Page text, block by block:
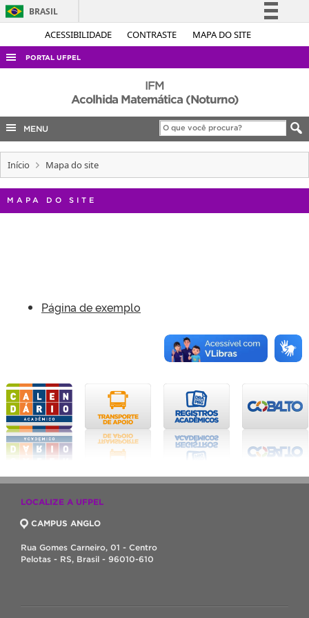
ACESSIBILIDADE CONTRASTE MAPA DO SITE
BRASIL
Simplifique!
Acesso à informação
Legislação
Canais
PORTAL UFPEL
COBALTO
CONCURSOS
INTERNACIONAL
IFM
Acolhida Matemática (Noturno)
MENU
Início Mapa do site
MAPA DO SITE
Página de exemplo
LOCALIZE A UFPEL
CAMPUS ANGLO
Rua Gomes Carneiro, 01 - Centro
Pelotas - RS, Brasil - 96010-610